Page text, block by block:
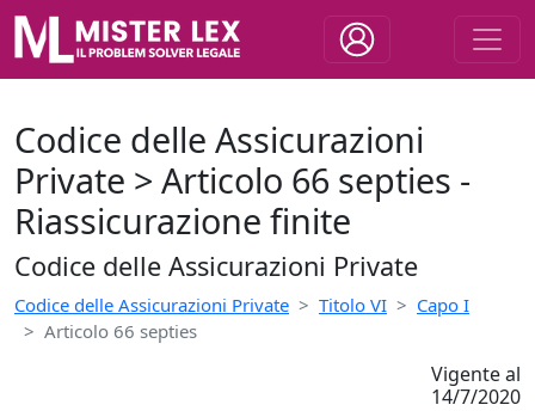
Codice delle Assicurazioni
Private > Articolo 66 septies -
Riassicurazione finite
Codice delle Assicurazioni Private
Codice delle Assicurazioni Private Titolo VI
Capo I
Articolo 66 septies
Vigente al
14/7/2020